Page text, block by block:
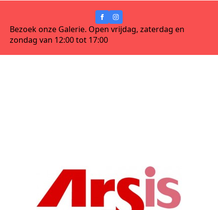
Bezoek onze Galerie. Open vrijdag, zaterdag en
zondag van 12:00 tot 17:00